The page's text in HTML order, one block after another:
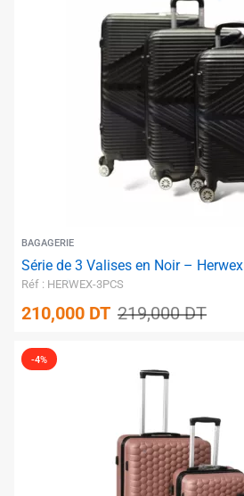
BAGAGERIE
Série de 3 Valises en Noir – Herwex
Réf : HERWEX-3PCS
219,000DT
210,000 DT
-4%